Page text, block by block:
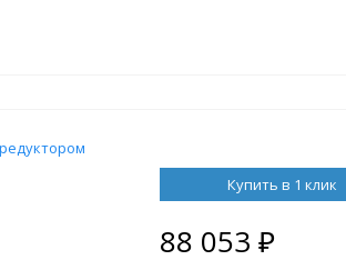
Купить в 1 клик
88 053₽